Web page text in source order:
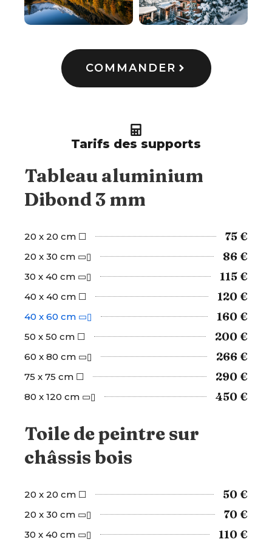
COMMANDER
Tarifs des supports
Tableau aluminium
Dibond 3 mm
20 x 20 cm ☐ 75 €
20 x 30 cm ▭▯ 86 €
30 x 40 cm ▭▯ 115 €
40 x 40 cm ☐ 120 €
40 x 60 cm ▭▯ 160 €
50 x 50 cm ☐ 200 €
60 x 80 cm ▭▯ 266 €
75 x 75 cm ☐ 290 €
80 x 120 cm ▭▯ 450 €
Toile de peintre sur
châssis bois
20 x 20 cm ☐ 50 €
20 x 30 cm ▭▯ 70 €
30 x 40 cm ▭▯ 110 €